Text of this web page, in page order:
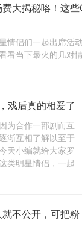
大揭秘咯！这
情侣们一起出席活
看当下最火的几对
戏后真的相爱了
为合作一部剧而互
渐互相了解以至于
天小编就给大家罗
类明星情侣，一起
不公开，可把粉